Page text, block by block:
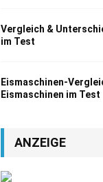
Vergleich &
im Test
Eismaschinen-
Eismaschinen im Test
ANZEIGE